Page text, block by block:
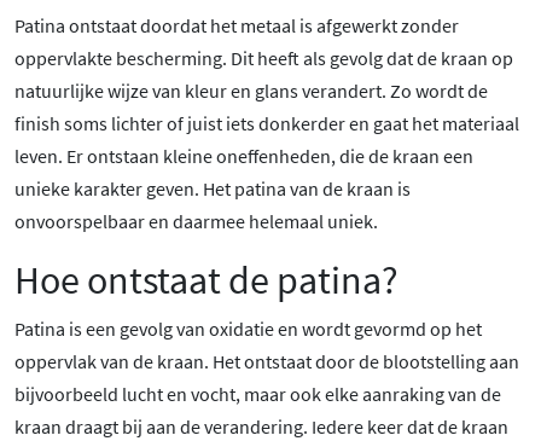
Patina ontstaat doordat het metaal is afgewerkt zonder
oppervlakte bescherming. Dit heeft als gevolg dat de kraan op
natuurlijke wijze van kleur en glans verandert. Zo wordt de
finish soms lichter of juist iets donkerder en gaat het materiaal
leven. Er ontstaan kleine oneffenheden, die de kraan een
unieke karakter geven. Het patina van de kraan is
onvoorspelbaar en daarmee helemaal uniek.
Hoe ontstaat de patina?
Patina is een gevolg van oxidatie en wordt gevormd op het
oppervlak van de kraan. Het ontstaat door de blootstelling aan
bijvoorbeeld lucht en vocht, maar ook elke aanraking van de
kraan draagt bij aan de verandering. Iedere keer dat de kraan